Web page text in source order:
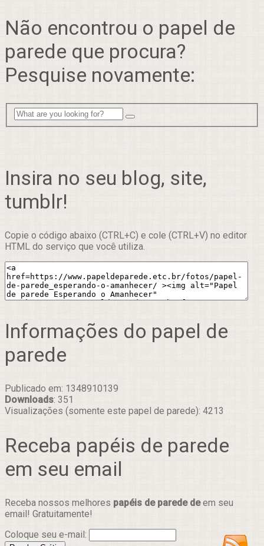
Não encontrou o papel de
parede que procura?
Pesquise novamente:
Insira no seu blog, site,
tumblr!
Copie o código abaixo (CTRL+C) e cole (CTRL+V) no editor
HTML do serviço que você utiliza.
Informações do papel de
parede
Publicado em: 1348910139
Downloads: 351
Visualizações (somente este papel de parede): 4213
Receba papéis de parede
em seu email
Receba nossos melhores papéis de parede deem seu
email! Gratuitamente!
Coloque seu e-mail: